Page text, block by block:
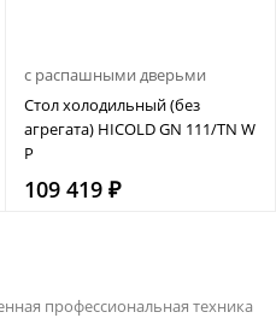
с распашными дверьми
Стол холодильный (без
агрегата) HICOLD GN 111/TN W
P
109 419 ₽
профессиональная техника